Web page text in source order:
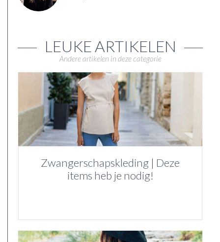
LEUKE ARTIKELEN
Andere artikelen in deze categorie
Zwangerschapskleding | Deze
items heb je nodig!